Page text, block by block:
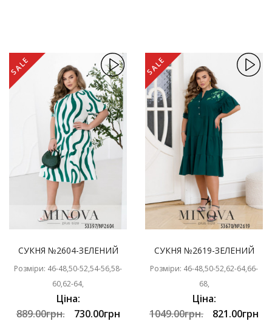
SALE
СУКНЯ №2604-ЗЕЛЕНИЙ
Розміри: 46-48,50-52,54-56,58-
60,62-64,
Ціна:
889.00грн.
730.00грн
SALE
СУКНЯ №2619-ЗЕЛЕНИЙ
Розміри: 46-48,50-52,62-64,66-
68,
Ціна:
1049.00грн.
821.00грн